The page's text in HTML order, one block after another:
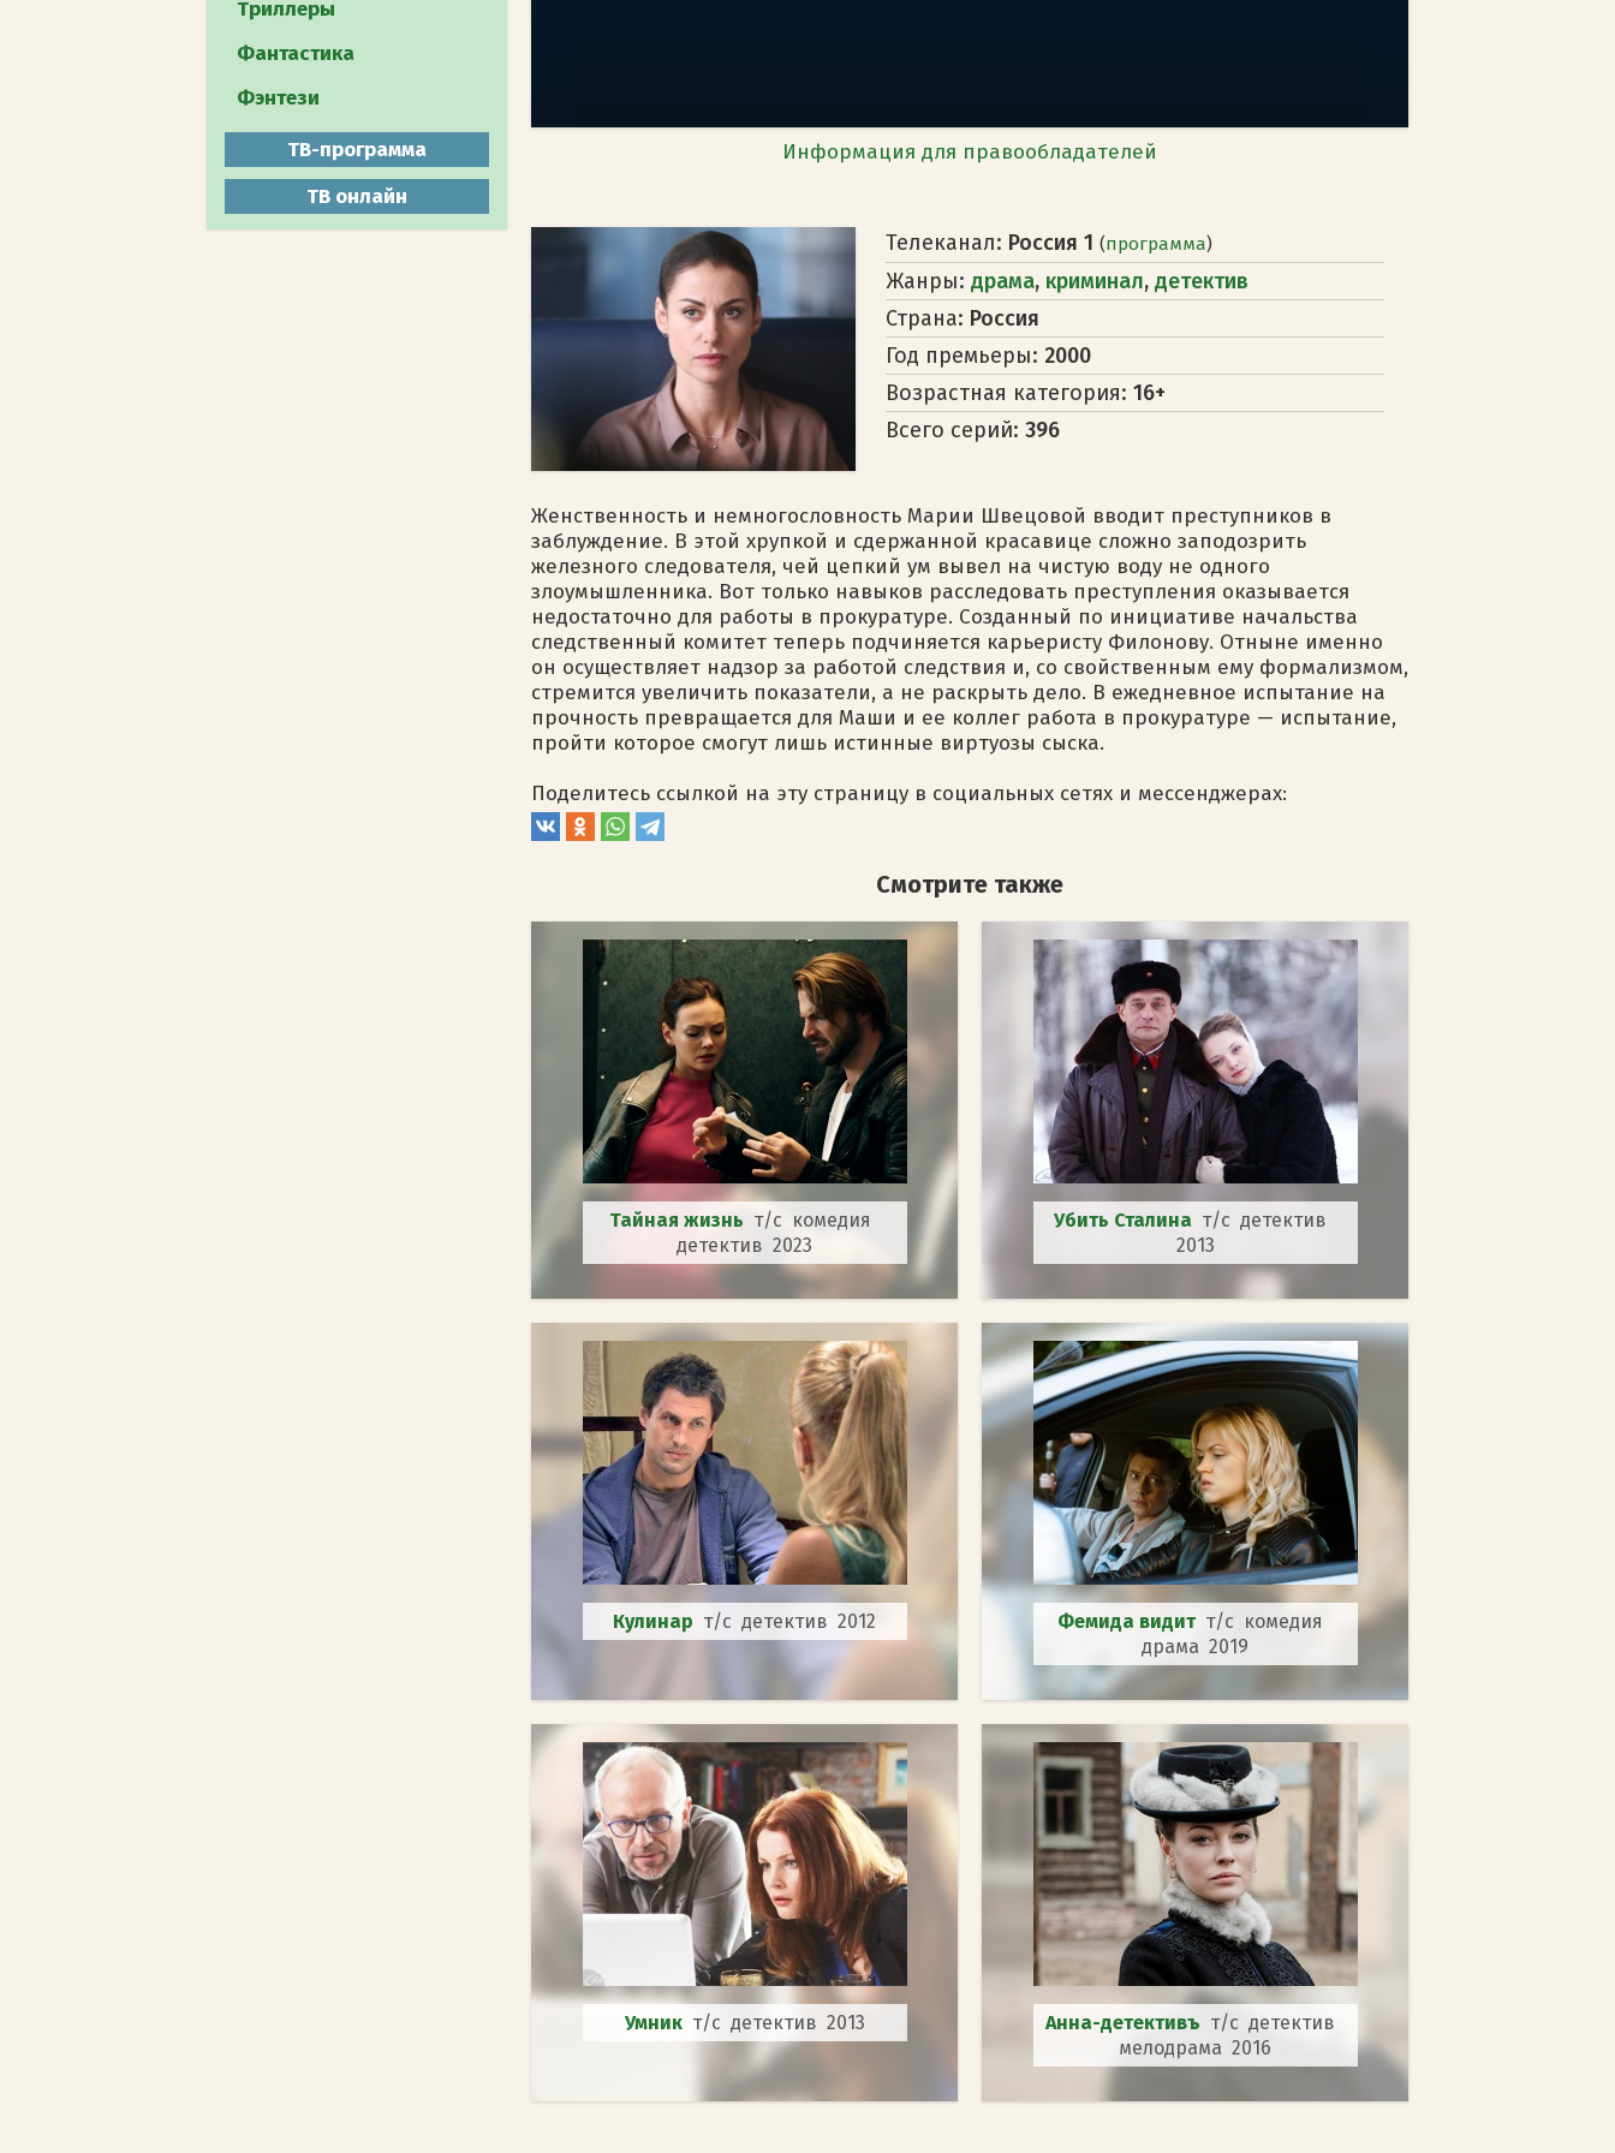
Документальное
Животный мир
Мистика
Триллеры
Фантастика
Фэнтези
ТВ-программа
ТВ онлайн
Информация для правообладателей
Телеканал: Россия 1 (программа)
Жанры: драма, криминал, детектив
Страна: Россия
Год премьеры: 2000
Возрастная категория: 16+
Всего серий: 396
Женственность и немногословность Марии Швецовой вводит преступников в
заблуждение. В этой хрупкой и сдержанной красавице сложно заподозрить
железного следователя, чей цепкий ум вывел на чистую воду не одного
злоумышленника. Вот только навыков расследовать преступления оказывается
недостаточно для работы в прокуратуре. Созданный по инициативе начальства
следственный комитет теперь подчиняется карьеристу Филонову. Отныне именно
он осуществляет надзор за работой следствия и, со свойственным ему формализмом,
стремится увеличить показатели, а не раскрыть дело. В ежедневное испытание на
прочность превращается для Маши и ее коллег работа в прокуратуре — испытание,
пройти которое смогут лишь истинные виртуозы сыска.
Поделитесь ссылкой на эту страницу в социальных сетях и мессенджерах:
Смотрите также
Тайная жизнь т/с комедия
детектив 2023
Убить Сталина т/с детектив
2013
Кулинар т/с детектив 2012 Фемида видит т/с комедия
драма 2019
Умник т/с детектив 2013 Анна-детективъ т/с детектив
мелодрама 2016